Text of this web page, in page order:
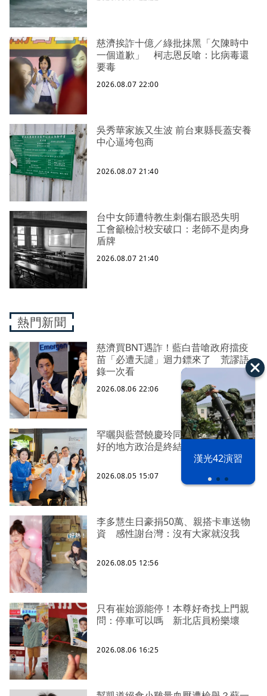
漢光42演習
慈濟挨詐十億／綠批抹黑「欠陳時中
一個道歉」 柯志恩反嗆：比病毒還
要毒
2026.08.07 22:00
吳秀華家族又生波 前台東縣長蓋安養
中心逼垮包商
2026.08.07 21:40
台中女師遭特教生刺傷右眼恐失明
工會籲檢討校安破口：老師不是肉身
盾牌
2026.08.07 21:40
熱門新聞
慈濟買BNT遇詐！藍白昔嗆政府擋疫
苗「必遭天譴」迴力鏢來了 荒謬語
錄一次看
2026.08.06 22:06
罕曬與藍營饒慶玲同框照 蔡英文：
好的地方政治是終結對立、彼此接力
2026.08.05 15:07
李多慧生日豪捐50萬、親搭卡車送物
資 感性謝台灣：沒有大家就沒我
2026.08.05 12:56
只有崔始源能停！本尊好奇找上門親
問：停車可以嗎 新北店員粉樂壞
2026.08.06 16:25